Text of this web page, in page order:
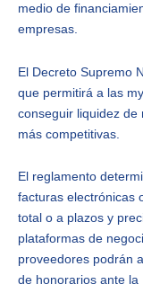
medio de
empresas.
El Decreto Supremo
que permitirá a las
conseguir liquidez
más competitivas.
El reglamento
facturas electrónicas
total o a plazos y
plataformas de
proveedores podrán
de honorarios ante la